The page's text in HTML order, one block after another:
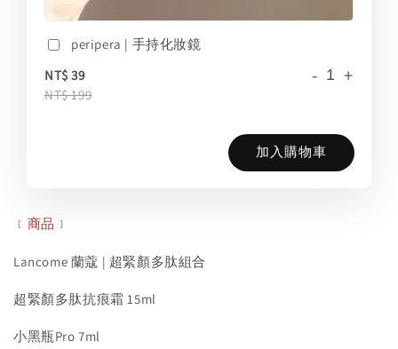
peripera | 手持化妝鏡
NT$ 39
NT$ 199
- +
加入購物車
﹝商品﹞
Lancome 蘭蔻 | 超緊顏多肽組合
超緊顏多肽抗痕霜 15ml
小黑瓶Pro 7ml